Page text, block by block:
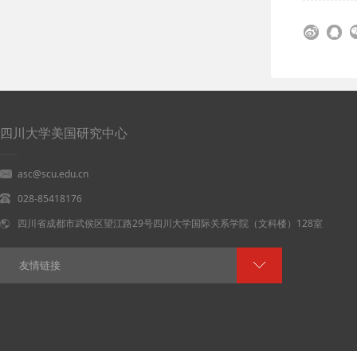
四川大学美国研究中心
asc@scu.edu.cn
028-85418176
四川省成都市武侯区望江路29号四川大学国际关系学院（文科楼）128室
友情链接